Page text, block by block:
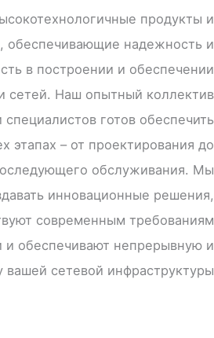
продукты и
обеспечивающие надежность и
в построении и обеспечении
сетей. Наш опытный коллектив
готов обеспечить
этапах – от проектирования до
обслуживания. Мы
инновационные решения,
современным требованиям
и обеспечивают непрерывную и
вашей сетевой инфраструктуры.